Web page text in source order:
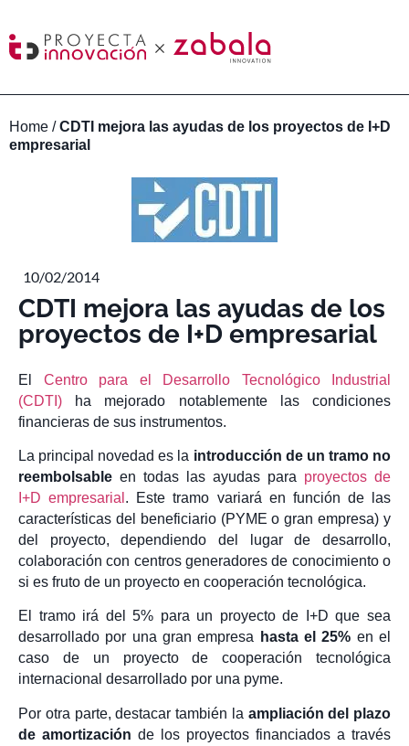
Home /CDTI mejora las ayudas de los proyectos de I+D
empresarial
10/02/2014
CDTI mejora las ayudas de los
proyectos de I+D empresarial
El Centro para el Desarrollo Tecnológico Industrial
(CDTI) ha mejorado notablemente las condiciones
financieras de sus instrumentos.
La principal novedad es la introducción de un tramo no
reembolsable en todas las ayudas para proyectos de
I+D empresarial . Este tramo variará en función de las
características del beneficiario (PYME o gran empresa) y
del proyecto, dependiendo del lugar de desarrollo,
colaboración con centros generadores de conocimiento o
si es fruto de un proyecto en cooperación tecnológica.
El tramo irá del 5% para un proyecto de I+D que sea
desarrollado por una gran empresa
hasta el 25% en el
caso de un proyecto de cooperación tecnológica
internacional desarrollado por una pyme.
Por otra parte, destacar también la ampliación del plazo
de amortización de los proyectos financiados a través